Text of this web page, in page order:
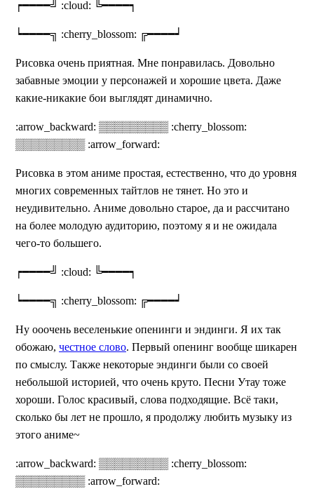
┍━━━━╝ :cloud: ╚━━━━┑
┕━━━━╗ :cherry_blossom: ╔━━━━┙
Рисовка очень приятная. Мне понравилась. Довольно
забавные эмоции у персонажей и хорошие цвета. Даже
какие-никакие бои выглядят динамично.
:arrow_backward: ▒▒▒▒▒▒▒▒▒ :cherry_blossom:
▒▒▒▒▒▒▒▒▒ :arrow_forward:
Рисовка в этом аниме простая, естественно, что до уровня
многих современных тайтлов не тянет. Но это и
неудивительно. Аниме довольно старое, да и рассчитано
на более молодую аудиторию, поэтому я и не ожидала
чего-то большего.
┍━━━━╝ :cloud: ╚━━━━┑
┕━━━━╗ :cherry_blossom: ╔━━━━┙
Ну ооочень веселенькие опенинги и эндинги. Я их так
обожаю, честное слово. Первый опенинг вообще шикарен
по смыслу. Также некоторые эндинги были со своей
небольшой историей, что очень круто. Песни Утау тоже
хороши. Голос красивый, слова подходящие. Всё таки,
сколько бы лет не прошло, я продолжу любить музыку из
этого аниме~
:arrow_backward: ▒▒▒▒▒▒▒▒▒ :cherry_blossom:
▒▒▒▒▒▒▒▒▒ :arrow_forward: